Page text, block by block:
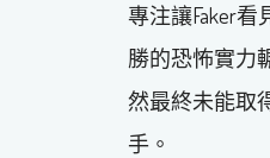
專注讓Faker
勝的恐怖實力
然最終未能取
手。